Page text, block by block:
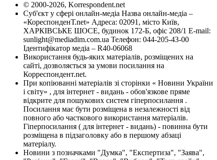
© 2000-2026, Korrespondent.net
Суб'єкт у сфері онлайн-медіа Назва онлайн-медіа –
«КореспонденТ.net» Адреса: 02091, місто Київ,
ХАРКІВСЬКЕ ШОСЕ, будинок 172-Б, офіс 208/1 E-mail:
sunlight@mediadim.com.ua Телефон: 044-205-43-00
Ідентифікатор медіа – R40-06068
Використання будь-яких матеріалів, розміщених на
сайті, дозволяється за умови посилання на
Корреспондент.net.
При копіюванні матеріалів зі сторінки « Новини України
і світу» , для інтернет - видань - обов'язкове пряме
відкрите для пошукових систем гіперпосилання .
Посилання має бути розміщена в незалежності від
повного або часткового використання матеріалів.
Гіперпосилання ( для інтернет - видань) - повинна бути
розміщена в підзаголовку або в першому абзаці
матеріалу.
Новини з позначками "Думка", "Експертиза", "Заява",